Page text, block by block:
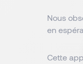
Nous
en
Cette